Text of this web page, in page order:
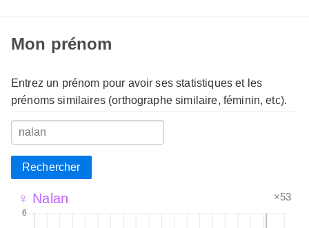
Mon prénom
Entrez un prénom pour avoir ses statistiques et les
prénoms similaires (orthographe similaire, féminin, etc).
Rechercher
♀ Nalan ×53